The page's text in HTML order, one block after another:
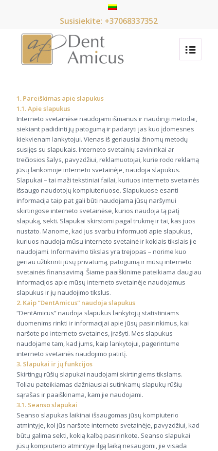
Susisiekite: +37068337352
1. Pareiškimas apie slapukus
1.1. Apie slapukus
Interneto svetainėse naudojami išmanūs ir naudingi metodai,
siekiant padidinti jų patogumą ir padaryti jas kuo įdomesnes
kiekvienam lankytojui. Vienas iš geriausiai žinomų metodų
susijęs su slapukais. Interneto svetainių savininkai ar
trečiosios šalys, pavyzdžiui, reklamuotojai, kurie rodo reklamą
jūsų lankomoje interneto svetainėje, naudoja slapukus.
Slapukai – tai maži tekstiniai failai, kuriuos interneto svetainės
išsaugo naudotojų kompiuteriuose. Slapukuose esanti
informacija taip pat gali būti naudojama jūsų naršymui
skirtingose interneto svetainėse, kurios naudoja tą patį
slapuką, sekti. Slapukai skirstomi pagal trukmę ir tai, kas juos
nustato. Manome, kad jus svarbu informuoti apie slapukus,
kuriuos naudoja mūsų interneto svetainė ir kokiais tikslais jie
naudojami. Informavimo tikslas yra trejopas – norime kuo
geriau užtikrinti jūsų privatumą, patogumą ir mūsų interneto
svetainės finansavimą. Šiame paaiškinime pateikiama daugiau
informacijos apie mūsų interneto svetainėje naudojamus
slapukus ir jų naudojimo tikslus.
2. Kaip “DentAmicus“ naudoja slapukus
“DentAmicus“ naudoja slapukus lankytojų statistiniams
duomenims rinkti ir informacijai apie jūsų pasirinkimus, kai
naršote po interneto svetaines, įrašyti. Mes slapukus
naudojame tam, kad jums, kaip lankytojui, pagerintume
interneto svetainės naudojimo patirtį.
3. Slapukai ir jų funkcijos
Skirtingų rūšių slapukai naudojami skirtingiems tikslams.
Toliau pateikiamas dažniausiai sutinkamų slapukų rūšių
sąrašas ir paaiškinama, kam jie naudojami.
3.1. Seanso slapukai
Seanso slapukas laikinai išsaugomas jūsų kompiuterio
atmintyje, kol jūs naršote interneto svetainėje, pavyzdžiui, kad
būtų galima sekti, kokią kalbą pasirinkote. Seanso slapukai
jūsų kompiuterio atmintyje ilgą laiką nesaugomi, jie visada